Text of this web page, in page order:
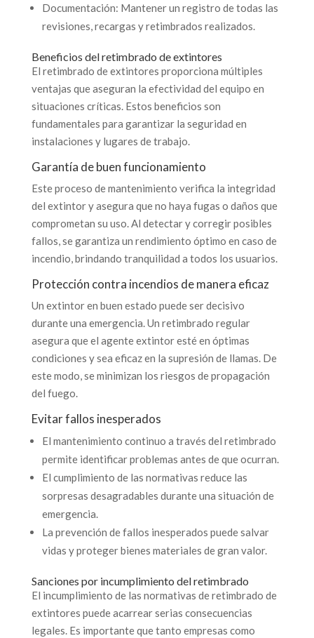
Documentación: Mantener un registro de todas las
revisiones, recargas y retimbrados realizados.
Beneficios del retimbrado de extintores
El retimbrado de extintores proporciona múltiples
ventajas que aseguran la efectividad del equipo en
situaciones críticas. Estos beneficios son
fundamentales para garantizar la seguridad en
instalaciones y lugares de trabajo.
Garantía de buen funcionamiento
Este proceso de mantenimiento verifica la integridad
del extintor y asegura que no haya fugas o daños que
comprometan su uso. Al detectar y corregir posibles
fallos, se garantiza un rendimiento óptimo en caso de
incendio, brindando tranquilidad a todos los usuarios.
Protección contra incendios de manera eficaz
Un extintor en buen estado puede ser decisivo
durante una emergencia. Un retimbrado regular
asegura que el agente extintor esté en óptimas
condiciones y sea eficaz en la supresión de llamas. De
este modo, se minimizan los riesgos de propagación
del fuego.
Evitar fallos inesperados
El mantenimiento continuo a través del retimbrado
permite identificar problemas antes de que ocurran.
El cumplimiento de las normativas reduce las
sorpresas desagradables durante una situación de
emergencia.
La prevención de fallos inesperados puede salvar
vidas y proteger bienes materiales de gran valor.
Sanciones por incumplimiento del retimbrado
El incumplimiento de las normativas de retimbrado de
extintores puede acarrear serias consecuencias
legales. Es importante que tanto empresas como